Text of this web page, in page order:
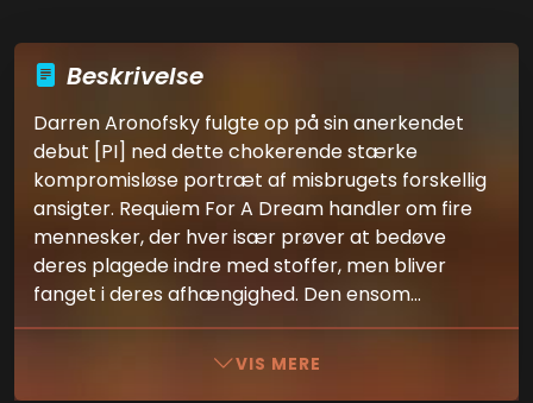
Beskrivelse
Darren Aronofsky fulgte op på sin anerkendet
debut [PI] ned dette chokerende stærke
kompromisløse portræt af misbrugets forskellig
ansigter. Requiem For A Dream handler om fire
mennesker, der hver især prøver at bedøve
deres plagede indre med stoffer, men bliver
fanget i deres afhængighed. Den ensom...
VIS MERE